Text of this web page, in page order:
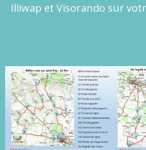
Illiwap et Visorando sur